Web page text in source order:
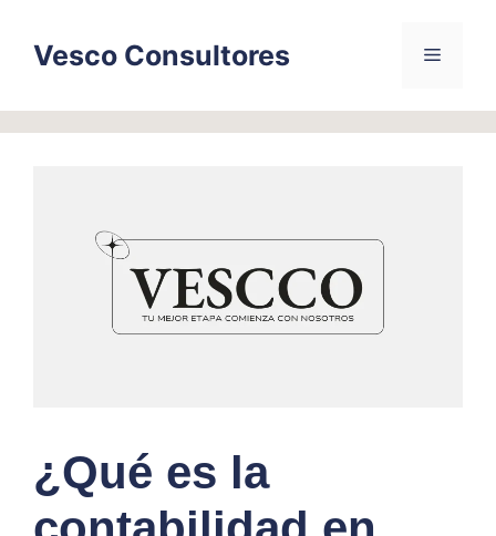
contentVesco Consultores Menu
¿Qué es la